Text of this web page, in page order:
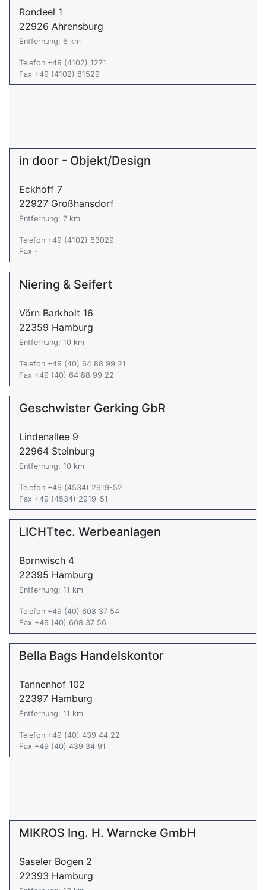
Rondeel 1
22926 Ahrensburg
Entfernung: 6 km
Telefon +49 (4102) 1271
Fax +49 (4102) 81529
in door - Objekt/Design
Eckhoff 7
22927 Großhansdorf
Entfernung: 7 km
Telefon +49 (4102) 63029
Fax -
Niering & Seifert
Vörn Barkholt 16
22359 Hamburg
Entfernung: 10 km
Telefon +49 (40) 64 88 99 21
Fax +49 (40) 64 88 99 22
Geschwister Gerking GbR
Lindenallee 9
22964 Steinburg
Entfernung: 10 km
Telefon +49 (4534) 2919-52
Fax +49 (4534) 2919-51
LICHTtec. Werbeanlagen
Bornwisch 4
22395 Hamburg
Entfernung: 11 km
Telefon +49 (40) 608 37 54
Fax +49 (40) 608 37 56
Bella Bags Handelskontor
Tannenhof 102
22397 Hamburg
Entfernung: 11 km
Telefon +49 (40) 439 44 22
Fax +49 (40) 439 34 91
MIKROS Ing. H. Warncke GmbH
Saseler Bogen 2
22393 Hamburg